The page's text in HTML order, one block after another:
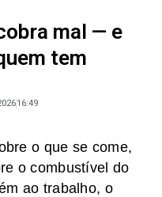
mal — e
tem
16:49
o que se come,
o combustível do
ao trabalho, o